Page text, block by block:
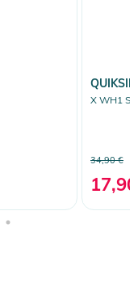
X WH1
34,90 €